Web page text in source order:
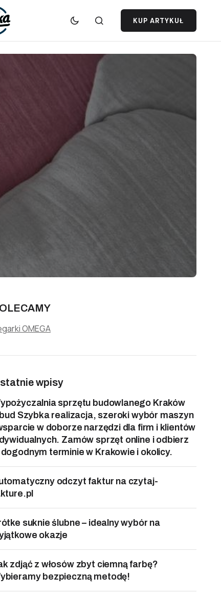
KUP ARTYKUŁ
OMEGA
wpisy
sprzętu budowlanego Kraków
Szybka realizacja, szeroki wybór maszyn
w doborze narzędzi dla firm i klientów
Zamów sprzęt online i odbierz
terminie w Krakowie i okolicy.
odczyt faktur na czytaj-
suknie ślubne – idealny wybór na
okazje
zdjąć z włosów zbyt ciemną farbę?
bezpieczną metodę!